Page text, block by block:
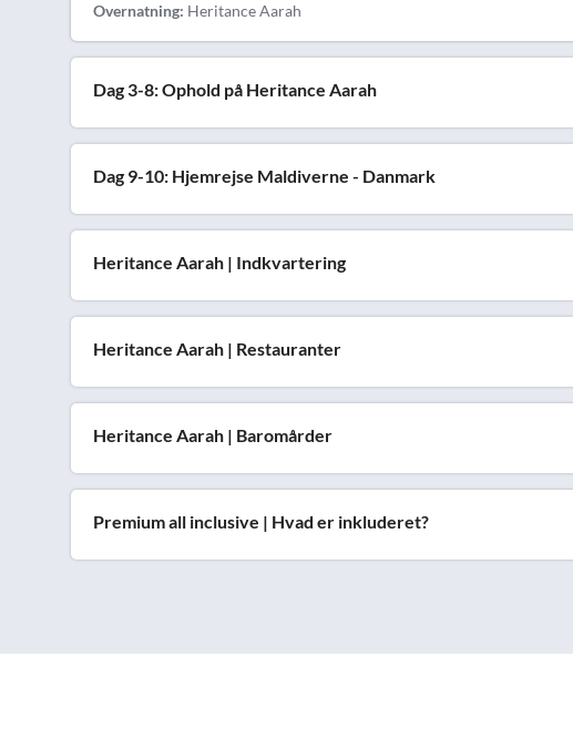
Overnatning: Heritance Aarah
Dag 3-8: Ophold på Heritance Aarah
Dag 9-10: Hjemrejse Maldiverne - Danmark
Heritance Aarah | Indkvartering
Heritance Aarah | Restauranter
Heritance Aarah | Baromårder
Premium all inclusive | Hvad er inkluderet?